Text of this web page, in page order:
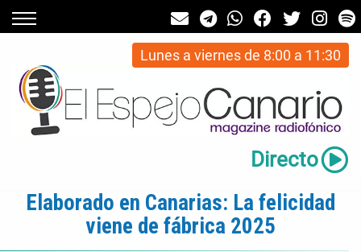
Lunes a viernes de 8:00 a 11:30
Directo
Elaborado en Canarias: La felicidad
viene de fábrica 2025